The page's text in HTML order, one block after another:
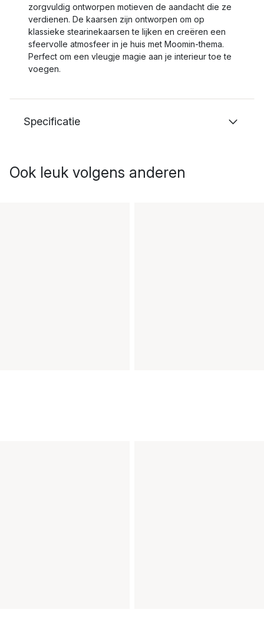
zorgvuldig ontworpen motieven de aandacht die ze
verdienen. De kaarsen zijn ontworpen om op
klassieke stearinekaarsen te lijken en creëren een
sfeervolle atmosfeer in je huis met Moomin-thema.
Perfect om een vleugje magie aan je interieur toe te
voegen.
Specificatie
Ook leuk volgens anderen